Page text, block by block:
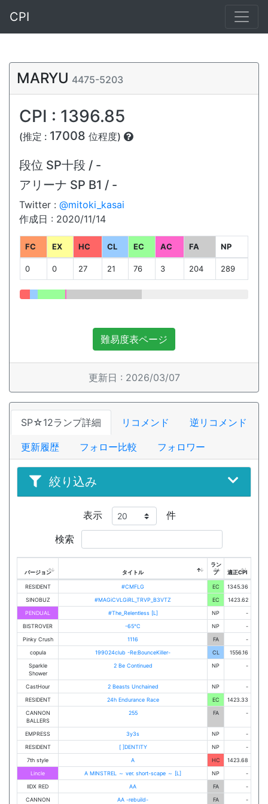
CPI
MARYU 4475-5203
CPI : 1396.85
(推定 : 17008 位程度)
段位 SP十段 / -
アリーナ SP B1 / -
Twitter : @mitoki_kasai
作成日 : 2020/11/14
FC EX HC CL EC AC FA NP
0 0 27 21 76 3 204 289
難易度表ページ
更新日 : 2026/03/07
SP☆12ランプ詳細 リコメンド 逆リコメンド
更新履歴 フォロー比較 フォロワー
絞り込み
表示 件
検索
バージョン タイトル
ラン
プ
適正CPI
RESIDENT #CMFLG EC
1345.36
SINOBUZ
#MAGiCVLGiRL_TRVP_B3VTZ EC
1423.62
PENDUAL
#The_Relentless [L] NP
-
BISTROVER
-65℃ NP
-
Pinky Crush
1116 FA
-
copula
199024club -Re:BounceKiller- CL
1556.16
Sparkle
Shower
2 Be Continued NP -
CastHour 2 Beasts Unchained NP
-
RESIDENT
24h Endurance Race EC
1423.33
CANNON
BALLERS
255 FA -
EMPRESS 3y3s NP
-
RESIDENT
[ ]DENTITY NP
-
7th style
A HC
1423.68
Lincle
A MINSTREL ～ ver. short-scape ～ [L] NP
-
IIDX RED
AA FA
-
CANNON
AA -rebuild- FA -